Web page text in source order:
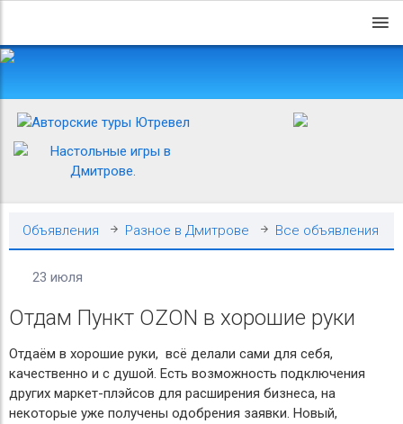
Объявления Разное в Дмитрове Все объявления
23 июля
Отдам Пункт OZON в хорошие руки
Отдаём в хорошие руки, всё делали сами для себя,
качественно и с душой. Есть возможность подключения
других маркет-плэйсов для расширения бизнеса, на
некоторые уже получены одобрения заявки. Новый,